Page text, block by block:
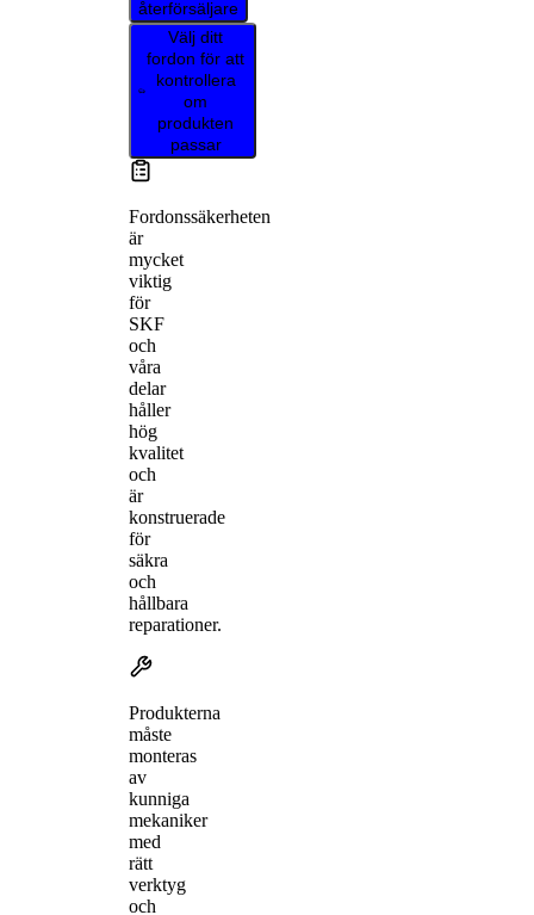
återförsäljare
Välj ditt
fordon för att
kontrollera
om
produkten
passar
Fordonssäkerheten
är
mycket
viktig
för
SKF
och
våra
delar
håller
hög
kvalitet
och
är
konstruerade
för
säkra
och
hållbara
reparationer.
Produkterna
måste
monteras
av
kunniga
mekaniker
med
rätt
verktyg
och